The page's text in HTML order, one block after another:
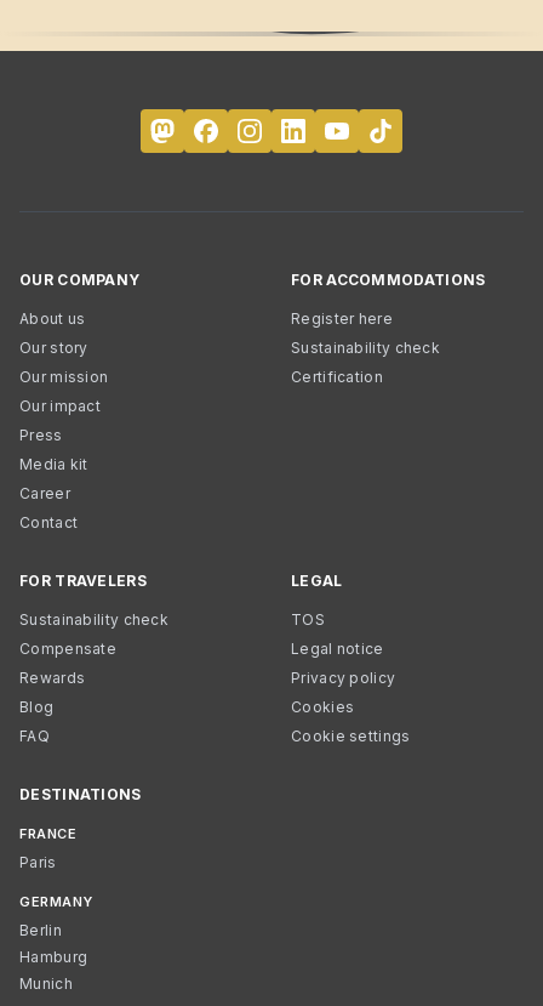
OUR COMPANY
About us
Our story
Our mission
Our impact
Press
Media kit
Career
Contact
FOR ACCOMMODATIONS
Register here
Sustainability check
Certification
FOR TRAVELERS
Sustainability check
Compensate
Rewards
Blog
FAQ
LEGAL
TOS
Legal notice
Privacy policy
Cookies
Cookie settings
DESTINATIONS
FRANCE
Paris
GERMANY
Berlin
Hamburg
Munich